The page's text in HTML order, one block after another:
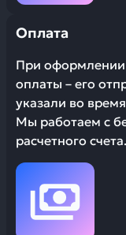
Оплата
При оформлении
оплаты – его
указали во
Мы работаем с
расчетного счета.